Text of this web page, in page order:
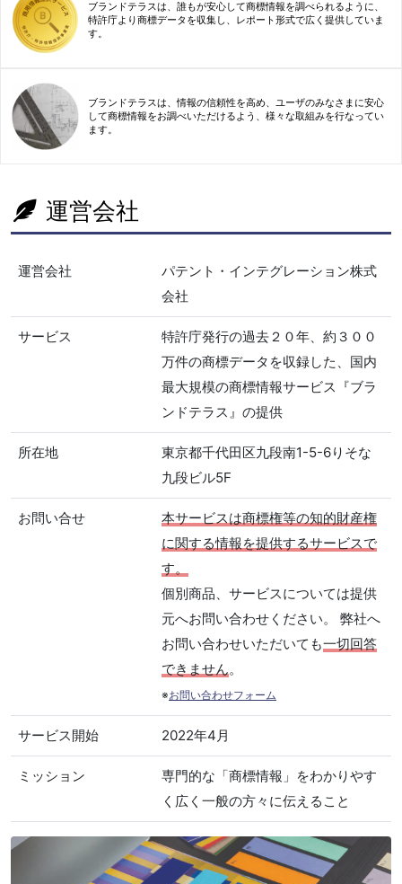
ブランドテラスは、誰もが安心して商標情報を調べられるように、
特許庁より商標データを収集し、レポート形式で広く提供していま
す。
ブランドテラスは、情報の信頼性を高め、ユーザのみなさまに安心
して商標情報をお調べいただけるよう、様々な取組みを行なってい
ます。
運営会社
運営会社
パテント・インテグレーション株式
会社
サービス
特許庁発行の過去２０年、約３００
万件の商標データを収録した、国内
最大規模の商標情報サービス『ブラ
ンドテラス』の提供
所在地
東京都千代田区九段南1-5-6りそな
九段ビル5F
お問い合せ
本サービスは商標権等の知的財産権
に関する情報を提供するサービスで
す。
個別商品、サービスについては提供
元へお問い合わせください。 弊社へ
お問い合わせいただいても一切回答
できません。
※お問い合わせフォーム
サービス開始 2022年4月
ミッション
専門的な「商標情報」をわかりやす
く広く一般の方々に伝えること